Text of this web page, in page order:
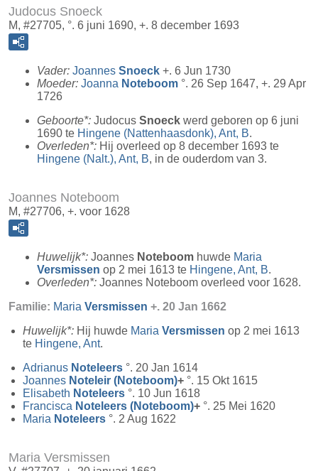
Judocus Snoeck
M, #27705, °. 6 juni 1690, +. 8 december 1693
Vader: Joannes Snoeck +. 6 Jun 1730
Moeder: Joanna Noteboom °. 26 Sep 1647, +. 29 Apr
1726
Geboorte*: Judocus Snoeck werd geboren op 6 juni
1690 te Hingene (Nattenhaasdonk), Ant, B.
Overleden*: Hij overleed op 8 december 1693 te
Hingene (Nalt.), Ant, B, in de ouderdom van 3.
Joannes Noteboom
M, #27706, +. voor 1628
Huwelijk*: Joannes Noteboom huwde Maria
Versmissen op 2 mei 1613 te Hingene, Ant, B.
Overleden*: Joannes Noteboom overleed voor 1628.
Familie: Maria Versmissen +. 20 Jan 1662
Huwelijk*: Hij huwde Maria Versmissen op 2 mei 1613
te Hingene, Ant.
Adrianus Noteleers °. 20 Jan 1614
Joannes Noteleir (Noteboom)+ °. 15 Okt 1615
Elisabeth Noteleers °. 10 Jun 1618
Francisca Noteleers (Noteboom)+ °. 25 Mei 1620
Maria Noteleers °. 2 Aug 1622
Maria Versmissen